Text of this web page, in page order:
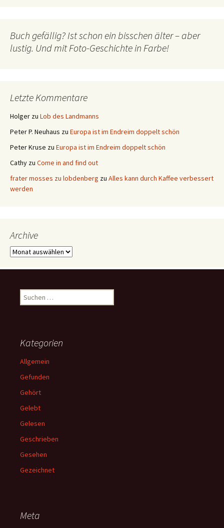
Buch gefällig? Ist schon ein bisschen älter – aber
lustig. Und mit Foto-Geschichte in Farbe!
Letzte Kommentare
Holger zu Lob des Landmanns
Peter P. Neuhaus zu Europa ist im Endreim doppelt schön
Peter Kruse zu Europa ist im Endreim doppelt schön
Cathy zu Come in and find out
frater mosses zu lobdenberg zu Alles kann durch Kaffee verbessert
werden
Archive
Archive
Suchen
nach:
Kategorien
Allgemein
Gefunden
Gehört
Gelebt
Gelesen
Geschrieben
Gesehen
Gezeichnet
Meta